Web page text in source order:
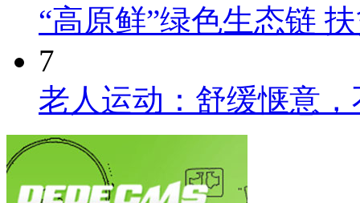
“高原鲜”绿色生态链
7
老人运动：舒缓惬意